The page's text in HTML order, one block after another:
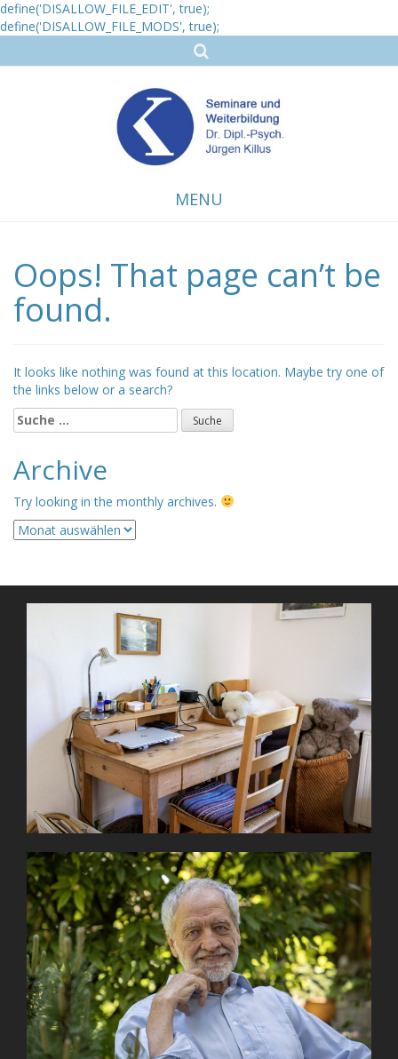
define('DISALLOW_FILE_EDIT', true);
define('DISALLOW_FILE_MODS', true);
MENU
to
content
Oops! That page can’t be
found.
It looks like nothing was found at this location. Maybe try one of
the links below or a search?
Suche
nach:
Archive
Try looking in the monthly archives.
Archive